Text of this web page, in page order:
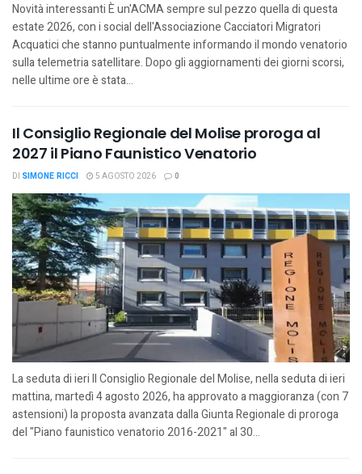
Novità interessanti È un'ACMA sempre sul pezzo quella di questa
estate 2026, con i social dell'Associazione Cacciatori Migratori
Acquatici che stanno puntualmente informando il mondo venatorio
sulla telemetria satellitare. Dopo gli aggiornamenti dei giorni scorsi,
nelle ultime ore è stata...
Il Consiglio Regionale del Molise proroga al
2027 il Piano Faunistico Venatorio
DI SIMONE RICCI 5 AGOSTO 2026 0
La seduta di ieri Il Consiglio Regionale del Molise, nella seduta di ieri
mattina, martedì 4 agosto 2026, ha approvato a maggioranza (con 7
astensioni) la proposta avanzata dalla Giunta Regionale di proroga
del "Piano faunistico venatorio 2016-2021" al 30...